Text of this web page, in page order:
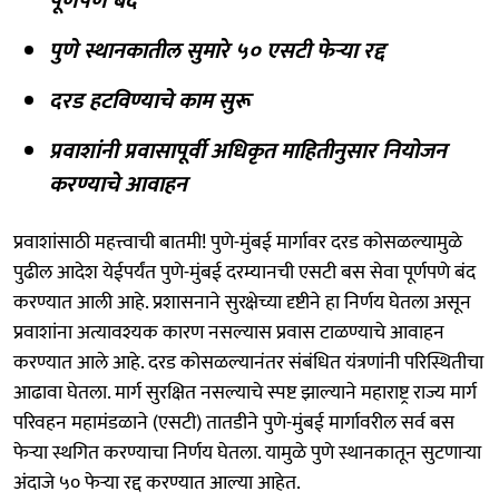
पुणे स्थानकातील सुमारे ५० एसटी फेऱ्या रद्द
दरड हटविण्याचे काम सुरू
प्रवाशांनी प्रवासापूर्वी अधिकृत माहितीनुसार नियोजन
करण्याचे आवाहन
प्रवाशांसाठी महत्त्वाची बातमी! पुणे-मुंबई मार्गावर दरड कोसळल्यामुळे
पुढील आदेश येईपर्यंत पुणे-मुंबई दरम्यानची एसटी बस सेवा पूर्णपणे बंद
करण्यात आली आहे. प्रशासनाने सुरक्षेच्या दृष्टीने हा निर्णय घेतला असून
प्रवाशांना अत्यावश्यक कारण नसल्यास प्रवास टाळण्याचे आवाहन
करण्यात आले आहे. दरड कोसळल्यानंतर संबंधित यंत्रणांनी परिस्थितीचा
आढावा घेतला. मार्ग सुरक्षित नसल्याचे स्पष्ट झाल्याने महाराष्ट्र राज्य मार्ग
परिवहन महामंडळाने (एसटी) तातडीने पुणे-मुंबई मार्गावरील सर्व बस
फेऱ्या स्थगित करण्याचा निर्णय घेतला. यामुळे पुणे स्थानकातून सुटणाऱ्या
अंदाजे ५० फेऱ्या रद्द करण्यात आल्या आहेत.